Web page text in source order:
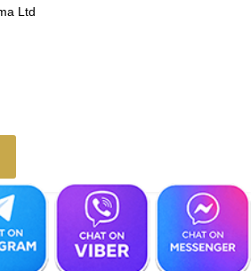
Ltd